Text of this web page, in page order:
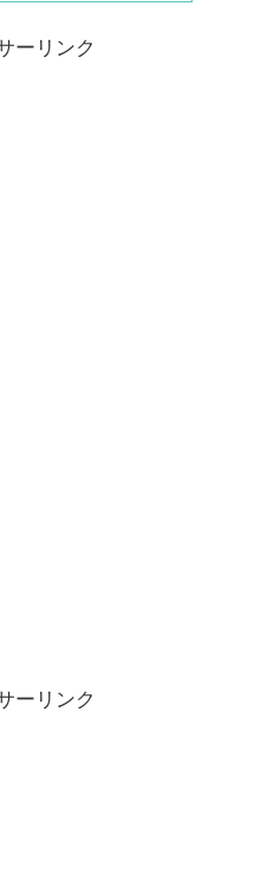
ーリンク
ーリンク